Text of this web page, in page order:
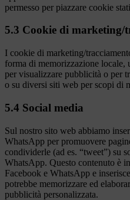
permesso per piazzare cookie
5.3 Cookie di marketing/
I cookie di marketing/
forma di memorizzazione
per visualizzare pubblicità o per
o su diversi siti web per scopi di
5.4 Social media
Sul nostro sito web abbiamo
WhatsApp per promuovere
condividerle (ad es. “tweet”) su
WhatsApp. Questo contenuto è
Facebook e WhatsApp e
potrebbe memorizzare ed
pubblicità personalizzata.